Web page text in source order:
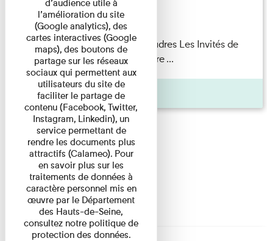
Lecture
Fanny Taillandier – Foudres Les Invités de
l’Imprimerie n°6 Lecture ...
Pages
d’audience utile à
l’amélioration du site
(Google analytics), des
cartes interactives (Google
maps), des boutons de
partage sur les réseaux
sociaux qui permettent aux
utilisateurs du site de
faciliter le partage de
contenu (Facebook, Twitter,
Instagram, Linkedin), un
service permettant de
rendre les documents plus
attractifs (Calameo). Pour
en savoir plus sur les
traitements de données à
caractère personnel mis en
œuvre par le Département
des Hauts-de-Seine,
consultez notre politique de
protection des données.